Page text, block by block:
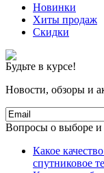
Новинки
Хиты продаж
Скидки
Будьте в курсе!
Новости, обзоры и
Вопросы о выборе и
Какое
спутниковое